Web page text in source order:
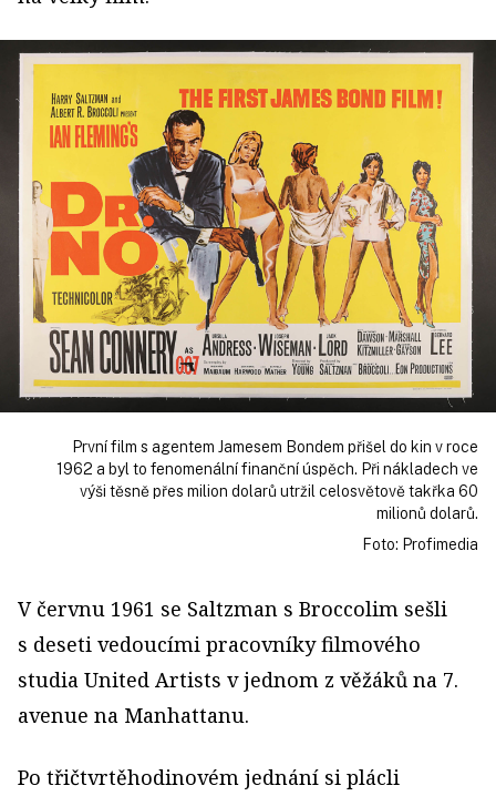
První film s agentem Jamesem Bondem přišel do kin v roce
1962 a byl to fenomenální finanční úspěch. Při nákladech ve
výši těsně přes milion dolarů utržil celosvětově takřka 60
milionů dolarů.
Foto: Profimedia
V červnu 1961 se Saltzman s Broccolim sešli
s deseti vedoucími pracovníky filmového
studia United Artists v jednom z věžáků na 7.
avenue na Manhattanu.
Po třičtvrtěhodinovém jednání si plácli